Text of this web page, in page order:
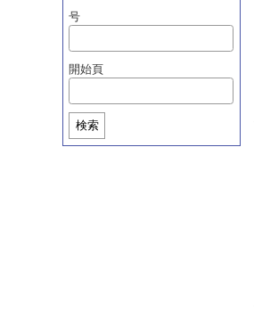
号
開始頁
検索